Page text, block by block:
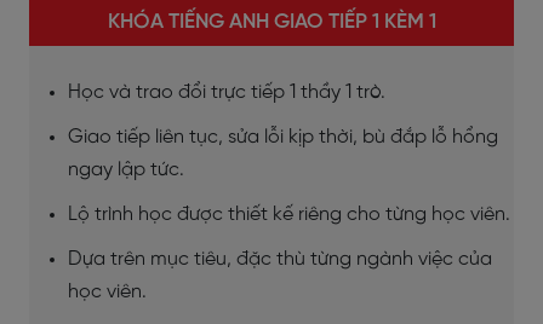
KHÓA TIẾNG ANH GIAO TIẾP 1 KÈM 1
Học và trao đổi trực tiếp 1 thầy 1 trò.
Giao tiếp liên tục, sửa lỗi kịp thời, bù đắp lỗ hổng
ngay lập tức.
Lộ trình học được thiết kế riêng cho từng học viên.
Dựa trên mục tiêu, đặc thù từng ngành việc của
học viên.